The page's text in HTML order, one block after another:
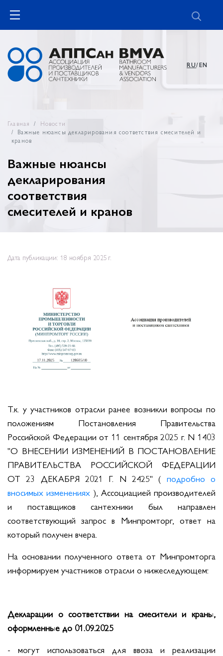
RU/EN
Главная
Новости
Важные нюансы декларирования соответствия смесителей и
кранов
Важные нюансы
декларирования
соответствия
смесителей и кранов
Дата публикации: 18 ноября 2025 г.
Т.к. у участников отрасли ранее возникли вопросы по
положениям Постановления Правительства
Российской Федерации от 11 сентября 2025 г. N 1403
"О ВНЕСЕНИИ ИЗМЕНЕНИЙ В ПОСТАНОВЛЕНИЕ
ПРАВИТЕЛЬСТВА РОССИЙСКОЙ ФЕДЕРАЦИИ
ОТ 23 ДЕКАБРЯ 2021 Г. N 2425" ( подробно о
вносимых изменениях ), Ассоциацией производителей
и поставщиков сантехники был направлен
соответствующий запрос в Минпромторг, ответ на
который получен вчера.
На основании полученного ответа от Минпромторга
информируем участников отрасли о нижеследующем:
Декларации о соответствии на смесители и краны,
оформленные до 01.09.2025
- могут использоваться для ввоза и реализации